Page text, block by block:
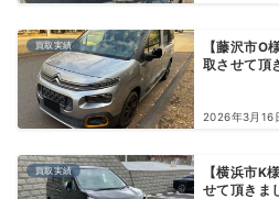
買取実績
【藤沢市O
取させて頂
2026年3月16
買取実績
【横浜市K
せて頂きま